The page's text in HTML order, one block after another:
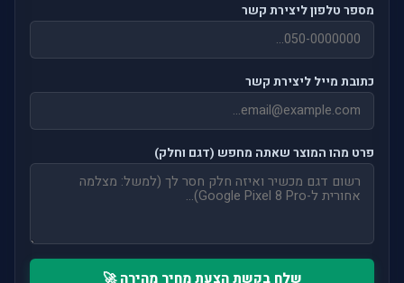
מספר טלפון ליצירת קשר
כתובת מייל ליצירת קשר
פרט מהו המוצר שאתה מחפש (דגם וחלק)
שלח בקשת הצעת מחיר מהירה 🚀